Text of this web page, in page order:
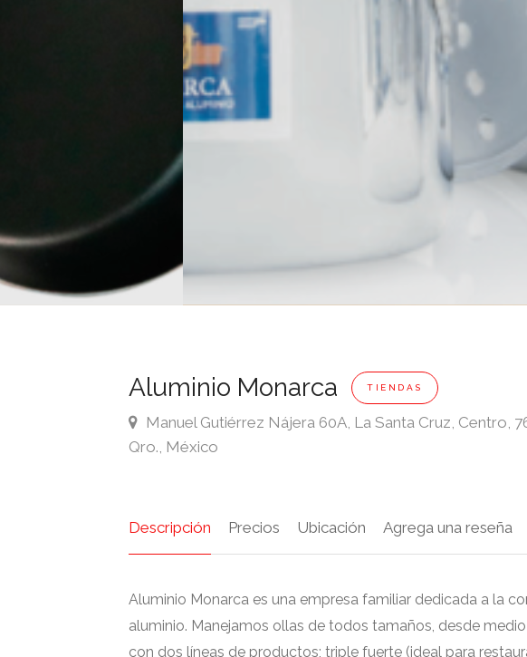
Aluminio Monarca TIENDAS
Manuel Gutiérrez Nájera 60A, La Santa Cruz, Centro,
Qro., México
Descripción Precios Ubicación Agrega una reseña
Aluminio Monarca es una empresa familiar dedicada a la
aluminio. Manejamos ollas de todos tamaños, desde
con dos líneas de productos; triple fuerte (ideal para